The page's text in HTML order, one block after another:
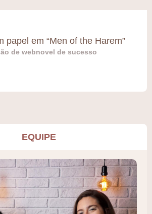
papel em “Men of the Harem”
de webnovel de sucesso
EQUIPE